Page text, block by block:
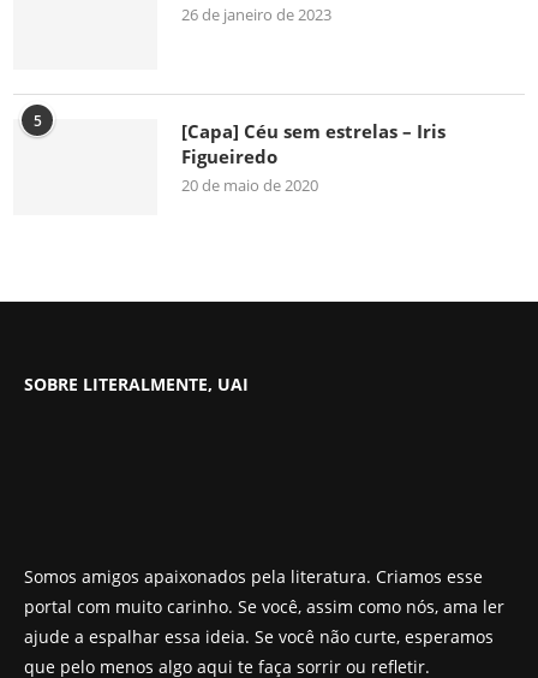
26 de janeiro de 2023
5
[Capa] Céu sem estrelas – Iris
Figueiredo
20 de maio de 2020
SOBRE LITERALMENTE, UAI
Somos amigos apaixonados pela literatura. Criamos esse
portal com muito carinho. Se você, assim como nós, ama ler
ajude a espalhar essa ideia. Se você não curte, esperamos
que pelo menos algo aqui te faça sorrir ou refletir.